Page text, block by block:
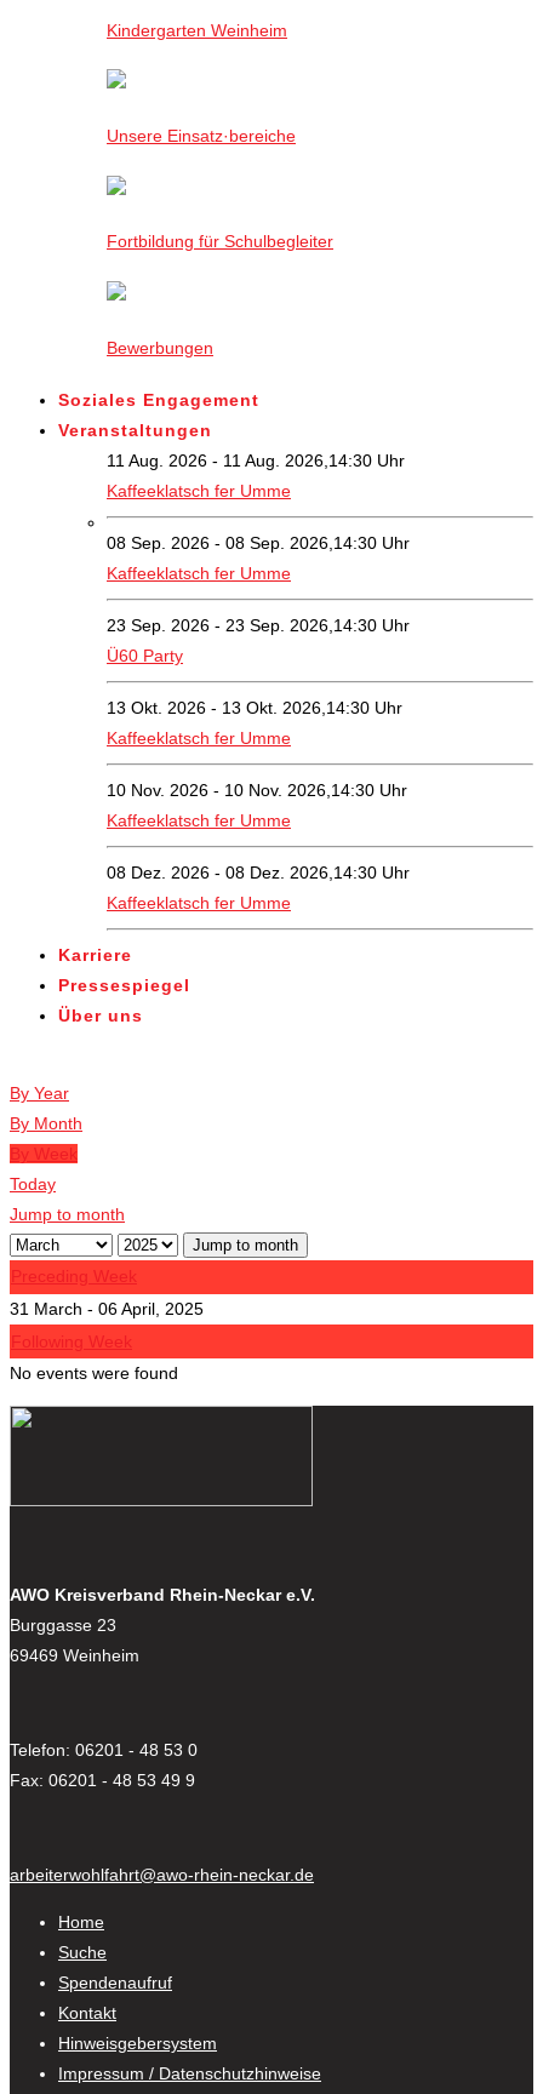
Kindergarten Weinheim
Unsere Einsatz·bereiche
Fortbildung für Schulbegleiter
Bewerbungen
Soziales Engagement
Veranstaltungen
11 Aug. 2026 - 11 Aug. 2026,14:30 Uhr
Kaffeeklatsch fer Umme
08 Sep. 2026 - 08 Sep. 2026,14:30 Uhr
Kaffeeklatsch fer Umme
23 Sep. 2026 - 23 Sep. 2026,14:30 Uhr
Ü60 Party
13 Okt. 2026 - 13 Okt. 2026,14:30 Uhr
Kaffeeklatsch fer Umme
10 Nov. 2026 - 10 Nov. 2026,14:30 Uhr
Kaffeeklatsch fer Umme
08 Dez. 2026 - 08 Dez. 2026,14:30 Uhr
Kaffeeklatsch fer Umme
Karriere
Pressespiegel
Über uns
By Year
By Month
By Week
Today
Jump to month
Jump to month
Preceding Week
31 March - 06 April, 2025
Following Week
No events were found
AWO Kreisverband Rhein-Neckar e.V.
Burggasse 23
69469 Weinheim
Telefon: 06201 - 48 53 0
Fax: 06201 - 48 53 49 9
arbeiterwohlfahrt@awo-rhein-neckar.de
Home
Suche
Spendenaufruf
Kontakt
Hinweisgebersystem
Impressum / Datenschutzhinweise